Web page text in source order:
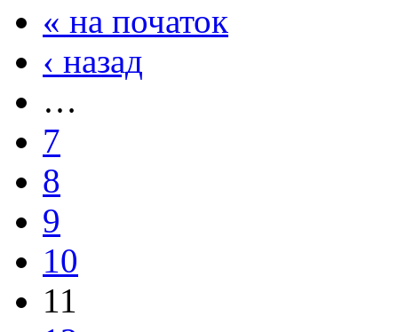
« на початок
‹ назад
…
7
8
9
10
11